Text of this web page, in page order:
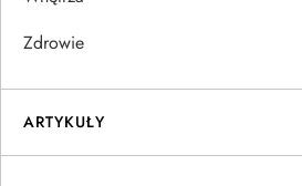
Zdrowie
ARTYKUŁY